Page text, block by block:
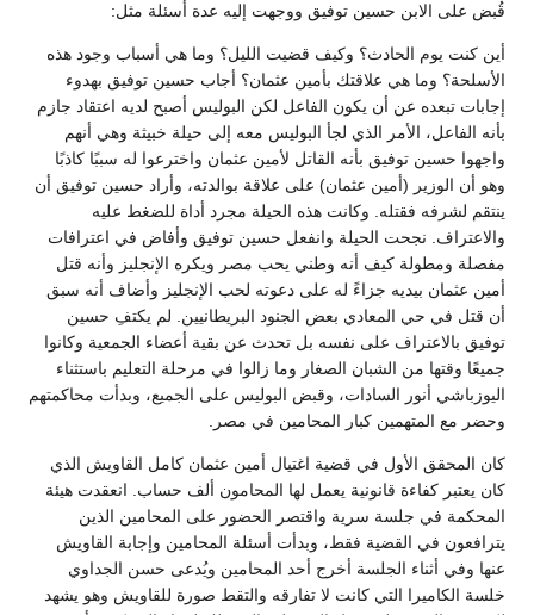
قُبض على الابن حسين توفيق ووجهت إليه عدة أسئلة مثل:
أين كنت يوم الحادث؟ وكيف قضيت الليل؟ وما هي أسباب وجود هذه
الأسلحة؟ وما هي علاقتك بأمين عثمان؟ أجاب حسين توفيق بهدوء
إجابات تبعده عن أن يكون الفاعل لكن البوليس أصبح لديه اعتقاد جازم
بأنه الفاعل، الأمر الذي لجأ البوليس معه إلى حيلة خبيثة وهي أنهم
واجهوا حسين توفيق بأنه القاتل لأمين عثمان واخترعوا له سببًا كاذبًا
وهو أن الوزير (أمين عثمان) على علاقة بوالدته، وأراد حسين توفيق أن
ينتقم لشرفه فقتله. وكانت هذه الحيلة مجرد أداة للضغط عليه
والاعتراف. نجحت الحيلة وانفعل حسين توفيق وأفاض في اعترافات
مفصلة ومطولة كيف أنه وطني يحب مصر ويكره الإنجليز وأنه قتل
أمين عثمان بيديه جزاءً له على دعوته لحب الإنجليز وأضاف أنه سبق
أن قتل في حي المعادي بعض الجنود البريطانيين. لم يكتفِ حسين
توفيق بالاعتراف على نفسه بل تحدث عن بقية أعضاء الجمعية وكانوا
جميعًا وقتها من الشبان الصغار وما زالوا في مرحلة التعليم باستثناء
اليوزباشي أنور السادات، وقبض البوليس على الجميع، وبدأت محاكمتهم
وحضر مع المتهمين كبار المحامين في مصر.
كان المحقق الأول في قضية اغتيال أمين عثمان كامل القاويش الذي
كان يعتبر كفاءة قانونية يعمل لها المحامون ألف حساب. انعقدت هيئة
المحكمة في جلسة سرية واقتصر الحضور على المحامين الذين
يترافعون في القضية فقط، وبدأت أسئلة المحامين وإجابة القاويش
عنها وفي أثناء الجلسة أخرج أحد المحامين ويُدعى حسن الجداوي
خلسة الكاميرا التي كانت لا تفارقه والتقط صورة للقاويش وهو يشهد